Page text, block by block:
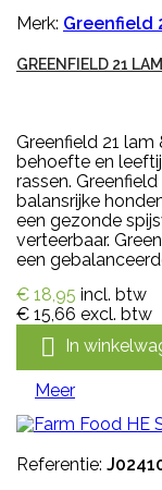
Merk: Greenfield
GREENFIELD 21
Greenfield 21
behoefte en
rassen.
balansrijke
een gezonde
verteerbaar.
een
€ 18,95 incl. btw
€ 15,66 excl. btw
 In
Meer
Referentie: